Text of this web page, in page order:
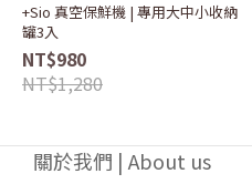
+Sio 真空保鮮機 | 專用大中小收納
罐3入
NT$980
NT$1,280
關於我們 | About us